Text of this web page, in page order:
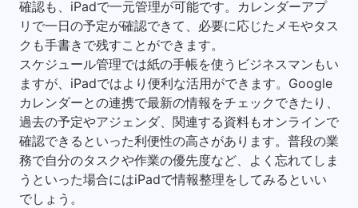
確認も、iPadで一元管理が可能です。カレンダーアプ
リで一日の予定が確認できて、必要に応じたメモやタス
クも手書きで残すことができます。
スケジュール管理では紙の手帳を使うビジネスマンもい
ますが、iPadではより便利な活用ができます。Google
カレンダーとの連携で最新の情報をチェックできたり、
過去の予定やアジェンダ、関連する資料もオンラインで
確認できるといった利便性の高さがあります。普段の業
務で自分のタスクや作業の優先度など、よく忘れてしま
うといった場合にはiPadで情報整理をしてみるといい
でしょう。